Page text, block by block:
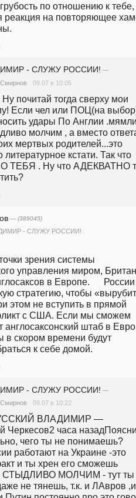
по отношению к тебе,
реакция на повторяющее
- СЛУЖУ РОССИИ! —
09.07 в 10:05
почитай тогда сверху мои
Если чел или ПОЦ(на
удары По Англии
молчим , а вместо
мертвых родителей...это
кстати. Так что
ТЕБЯ . Ну что АДЕКВАТНО
— (389045)
- СЛУЖУ РОССИИ!
зрения системы
управления миром,
в Европе.      России
стратегию, чтобы
этом не вступить в прямой
с США. Если мы сможем
англосаксонский штаб в
в скором времени будут
к себе домой.
- СЛУЖУ РОССИИ! —
Смирнов 09.07 в 10:22
ВЛАДИМИР —
Черкесов2 часа
чего ты не понимаешь?
работают на Украине -это
и ты хрен его сможешь
СТЫДЛИВО МОЛЧИМ - тут ты
не тянешь, т.к. и ЛАвров ,и